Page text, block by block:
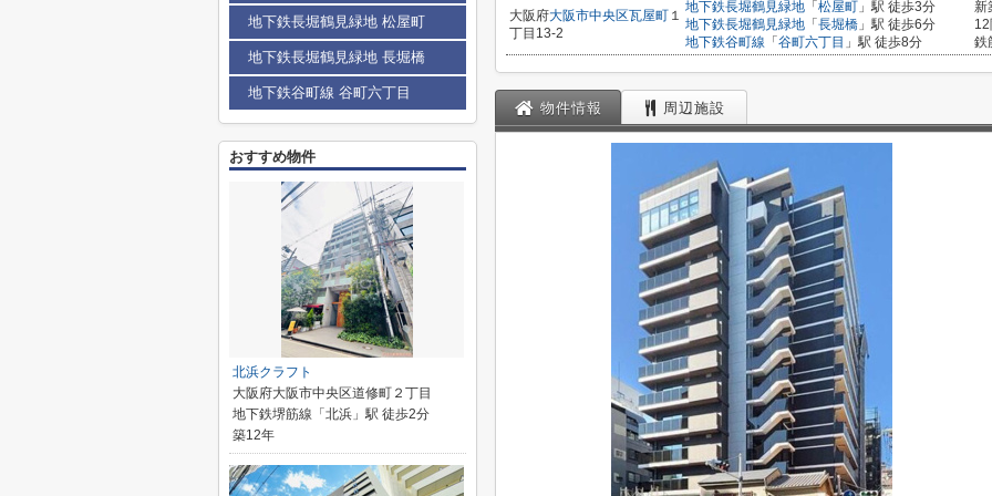
大阪府大阪市中央区瓦屋町 １
丁目13-2
地下鉄長堀鶴見緑地 「 松屋町 」駅 徒歩3分
地下鉄長堀鶴見緑地 「 長堀橋 」駅 徒歩6分
地下鉄谷町線 「 谷町六丁目 」駅 徒歩8分
新
鉄
物件情報 周辺施設
地下鉄長堀鶴見緑地 松屋町
地下鉄長堀鶴見緑地 長堀橋
地下鉄谷町線 谷町六丁目
おすすめ物件
北浜クラフト
大阪府大阪市中央区道修町２丁目
地下鉄堺筋線「北浜」駅 徒歩2分
築12年